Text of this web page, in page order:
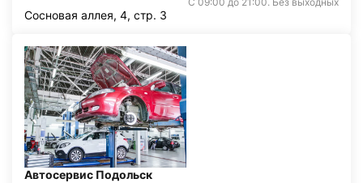
Сосновая аллея, 4, стр. 3
Автосервис Подольск